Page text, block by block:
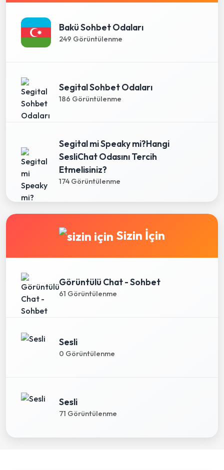
Bakü Sohbet Odaları
249 Görüntülenme
Segital Sohbet Odaları
186 Görüntülenme
Segital mi Speaky mi?Hangi
SesliChat Odasını Tercih
Etmelisiniz?
174 Görüntülenme
Sizin İçin
Görüntülü Chat - Sohbet
61 Görüntülenme
Sesli
0 Görüntülenme
Sesli
71 Görüntülenme